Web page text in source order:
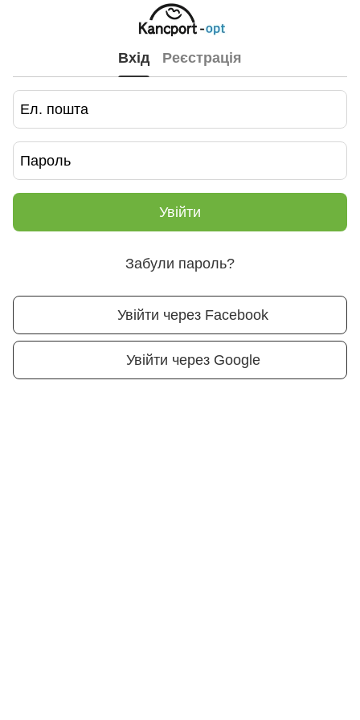
Вхід Реєстрація
Увійти
Забули пароль?
Увійти через Facebook
Увійти через Google